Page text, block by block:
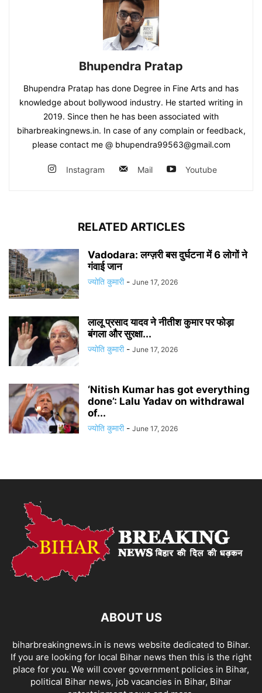
Bhupendra Pratap
Bhupendra Pratap has done Degree in Fine Arts and has
knowledge about bollywood industry. He started writing in
2019. Since then he has been associated with
biharbreakingnews.in. In case of any complain or feedback,
please contact me @ bhupendra99563@gmail.com
Instagram Mail Youtube
RELATED ARTICLES
Vadodara: लग्ज़री बस दुर्घटना में 6 लोगों ने
गंवाई जान
ज्योति कुमारी - June 17, 2026
लालू प्रसाद यादव ने नीतीश कुमार पर फोड़ा
बंगला और सुरक्षा...
ज्योति कुमारी - June 17, 2026
‘Nitish Kumar has got everything
done’: Lalu Yadav on withdrawal
of...
ज्योति कुमारी - June 17, 2026
ABOUT US
biharbreakingnews.in is news website dedicated to Bihar.
If you are looking for local Bihar news then this is the right
place for you. We will cover government policies in Bihar,
political Bihar news, job vacancies in Bihar, Bihar